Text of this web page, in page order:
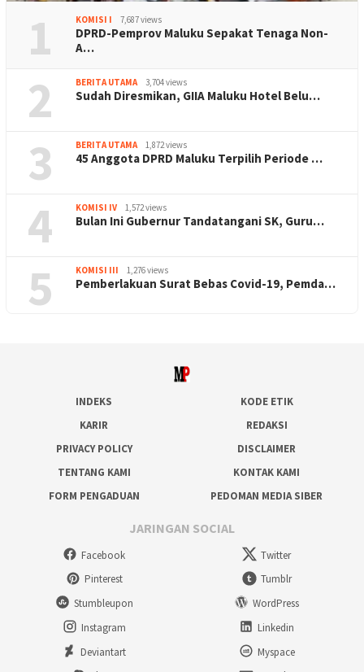
1 KOMISI I 7,687 views
DPRD-Pemprov Maluku Sepakat Tenaga Non-
A…
2 BERITA UTAMA 3,704 views
Sudah Diresmikan, GIIA Maluku Hotel Belu…
3 BERITA UTAMA 1,872 views
45 Anggota DPRD Maluku Terpilih Periode …
4 KOMISI IV 1,572 views
Bulan Ini Gubernur Tandatangani SK, Guru…
5 KOMISI III 1,276 views
Pemberlakuan Surat Bebas Covid-19, Pemda…
INDEKS
KODE ETIK
KARIR
REDAKSI
PRIVACY POLICY
DISCLAIMER
TENTANG KAMI
KONTAK KAMI
FORM PENGADUAN
PEDOMAN MEDIA SIBER
JARINGAN SOCIAL
Facebook
Twitter
Pinterest
Tumblr
Stumbleupon
WordPress
Instagram
Linkedin
Deviantart
Myspace